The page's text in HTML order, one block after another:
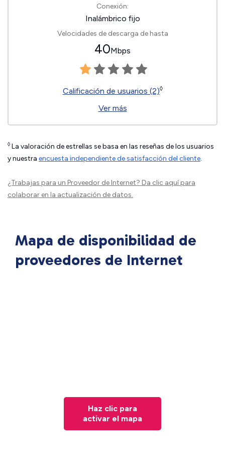
Conexión:
Inalámbrico fijo
Velocidades de descarga de hasta
40Mbps
Calificación de usuarios (2)◊
Ver más
◊ La valoración de estrellas se basa en las reseñas de los usuarios
y nuestra encuesta independiente de satisfacción del cliente.
¿Trabajas para un Proveedor de Internet? Da clic aquípara
colaborar en la actualización de datos.
Mapa de disponibilidad de
proveedores de Internet
Haz clic para
activar el mapa